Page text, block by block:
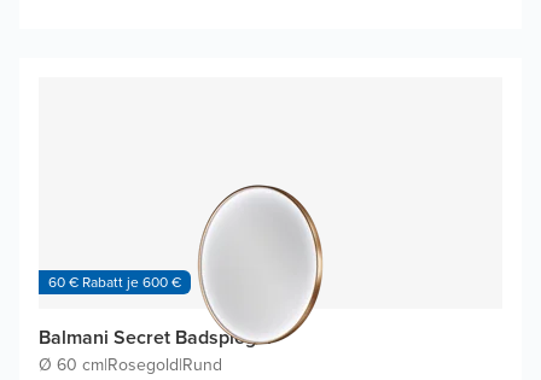
60 € Rabatt je 600 €
Balmani Secret Badspiegel
Ø 60 cm|Rosegold|Rund